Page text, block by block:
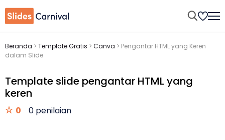
Beranda > Template Gratis > Canva > Pengantar HTML yang Keren
dalam Slide
Template slide pengantar HTML yang
keren
0 0 penilaian